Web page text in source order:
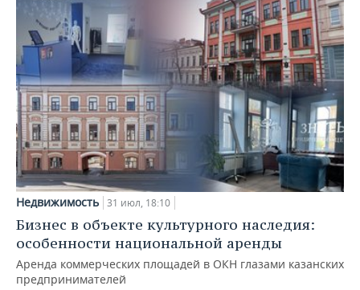
Недвижимость 31 июл, 18:10
Бизнес в объекте культурного наследия:
особенности национальной аренды
Аренда коммерческих площадей в ОКН глазами казанских
предпринимателей